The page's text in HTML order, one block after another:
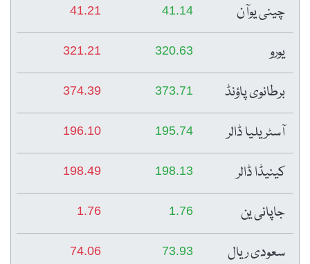
چینی یوآن
41.14
41.21
یورو 320.63
321.21
برطانوی پاؤنڈ 373.71
374.39
آسٹریلیا ڈالر 195.74
196.10
کینیڈا ڈالر 198.13
198.49
جاپانی ین 1.76
1.76
سعودی ریال 73.93
74.06